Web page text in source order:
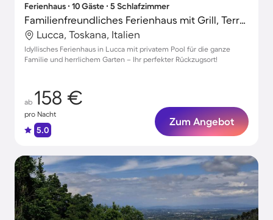
Ferienhaus ∙ 10 Gäste ∙ 5 Schlafzimmer
Familienfreundliches Ferienhaus mit Grill, Terrasse und Garten | Haustierfreundlich
Lucca, Toskana, Italien
Idyllisches Ferienhaus in Lucca mit privatem Pool für die ganze
Familie und herrlichem Garten – Ihr perfekter Rückzugsort!
ab 158 €
pro Nacht
5.0
Zum Angebot